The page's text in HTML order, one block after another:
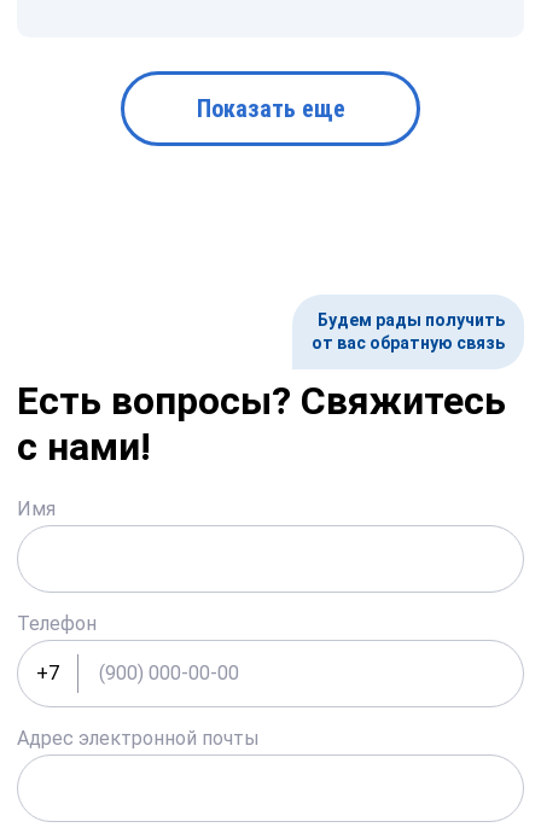
Показать еще
Будем рады получить
от вас обратную связь
Есть вопросы? Свяжитесь
с нами!
Имя
Телефон
+7
Адрес электронной почты